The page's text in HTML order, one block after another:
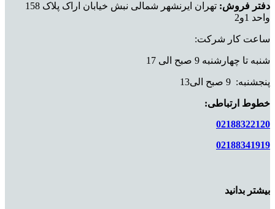
دفتر فروش:
تهران ایرنشهر شمالی نبش خیابان اراک پلاک 158
واحد 1و2
ساعت کار شرکت:
شنبه تا چهارشنبه 9 صبح الی 17
پنجشنبه: 9 صبح الی13
خطوط ارتباطی:
02188322120
02188341919
بیشتر بدانید